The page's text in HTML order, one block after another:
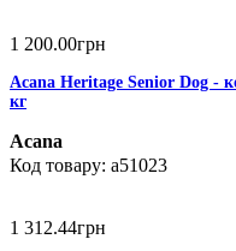
1 200.00грн
Acana Heritage Senior Dog -
кг
Acana
a51023
1 312.44грн